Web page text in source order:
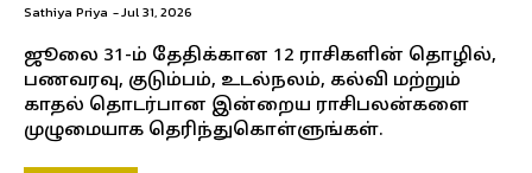
Sathiya Priya -Jul 31, 2026
ஜூலை 31-ம் தேதிக்கான 12 ராசிகளின் தொழில்,
பணவரவு, குடும்பம், உடல்நலம், கல்வி மற்றும்
காதல் தொடர்பான இன்றைய ராசிபலன்களை
முழுமையாக தெரிந்துகொள்ளுங்கள்.